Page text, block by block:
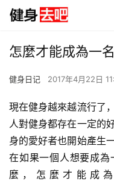
怎麼才能成為一
健身日记 2017年4月22日
現在健身越來越流行了
人對健身都存在一定的
身的愛好者也開始產生
在如果一個人想要成
麼，怎麼才能成